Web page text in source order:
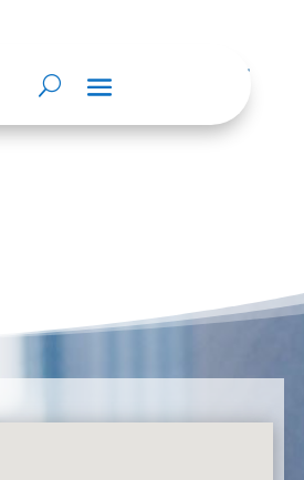
que se siguen para tomar
diferentes áreas